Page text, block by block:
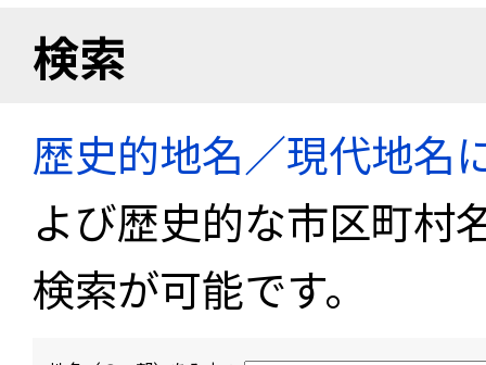
検索
歴史的地名／現代地名
よび歴史的な市区町村
検索が可能です。